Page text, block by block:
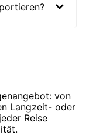
von
Langzeit- oder
Reise